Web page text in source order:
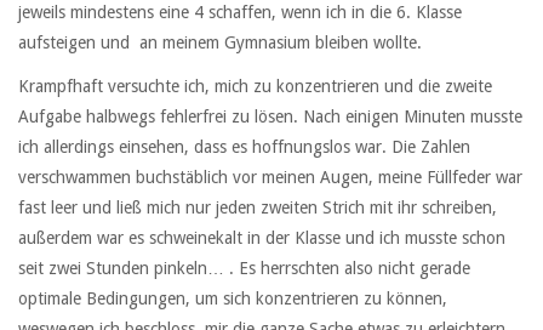
jeweils mindestens eine 4 schaffen, wenn ich in die 6. Klasse
aufsteigen und an meinem Gymnasium bleiben wollte.
Krampfhaft versuchte ich, mich zu konzentrieren und die zweite
Aufgabe halbwegs fehlerfrei zu lösen. Nach einigen Minuten musste
ich allerdings einsehen, dass es hoffnungslos war. Die Zahlen
verschwammen buchstäblich vor meinen Augen, meine Füllfeder war
fast leer und ließ mich nur jeden zweiten Strich mit ihr schreiben,
außerdem war es schweinekalt in der Klasse und ich musste schon
seit zwei Stunden pinkeln… . Es herrschten also nicht gerade
optimale Bedingungen, um sich konzentrieren zu können,